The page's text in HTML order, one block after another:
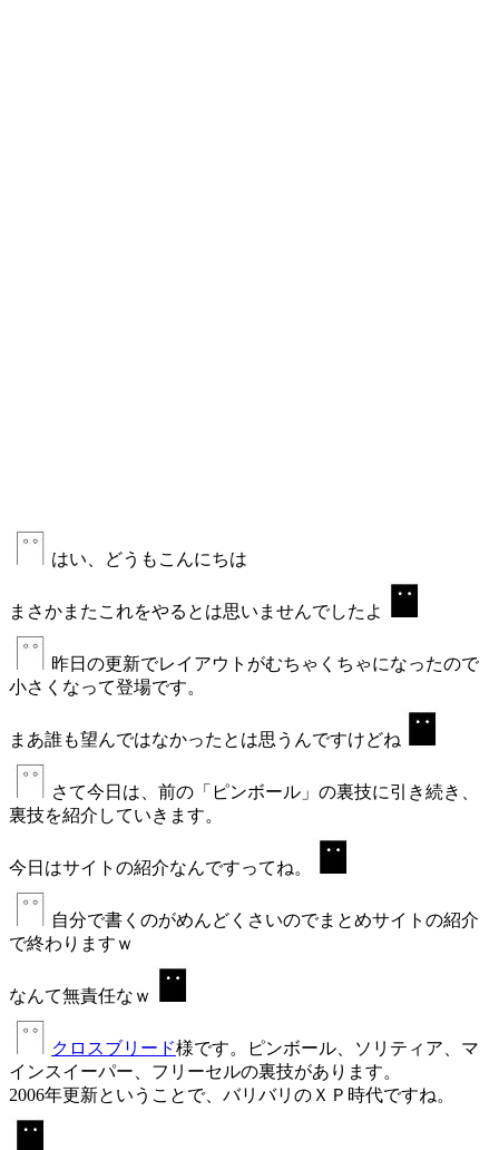
はい、どうもこんにちは
まさかまたこれをやるとは思いませんでしたよ
昨日の更新でレイアウトがむちゃくちゃになったので
小さくなって登場です。
まあ誰も望んではなかったとは思うんですけどね
さて今日は、前の「ピンボール」の裏技に引き続き、
裏技を紹介していきます。
今日はサイトの紹介なんですってね。
自分で書くのがめんどくさいのでまとめサイトの紹介
で終わりますｗ
なんて無責任なｗ
クロスブリード様です。ピンボール、ソリティア、マ
インスイーパー、フリーセルの裏技があります。
2006年更新ということで、バリバリのＸＰ時代ですね。